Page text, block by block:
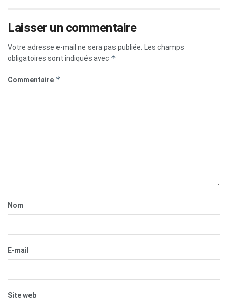
Laisser un commentaire
Votre adresse e-mail ne sera pas publiée.
Les champs
obligatoires sont indiqués avec *
Commentaire *
Nom
E-mail
Site web